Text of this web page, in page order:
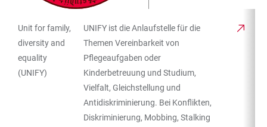
TABELLENFILTER
TABELLE
Unit for family,
diversity and
equality
(UNIFY)
UNIFY ist die Anlaufstelle für die
Themen Vereinbarkeit von
Pflegeaufgaben oder
Kinderbetreuung und Studium,
Vielfalt, Gleichstellung und
Antidiskriminierung. Bei Konflikten,
Diskriminierung, Mobbing, Stalking